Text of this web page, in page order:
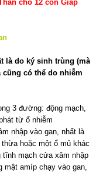
cho 12 con Giáp
là do ký sinh trùng (mà
có thể do nhiễm
3 đường: động mạch,
từ ổ nhiễm
nhập vào gan, nhất là
hoặc một ổ mủ khác
mạch cửa xâm nhập
mật amíp chạy vào gan,